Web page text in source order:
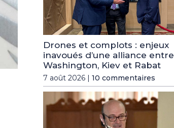
Drones et complots : enjeux
inavoués d’une alliance entre
Washington, Kiev et Rabat
7 août 2026 | 10 commentaires